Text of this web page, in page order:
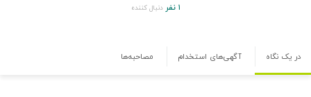
۱ نفر دنبال کننده
در یک نگاه آگهی‌های استخدام مصاحبه‌ها